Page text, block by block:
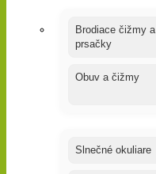
Brodiace čižmy a
prsačky
Obuv a čižmy
Slnečné okuliare